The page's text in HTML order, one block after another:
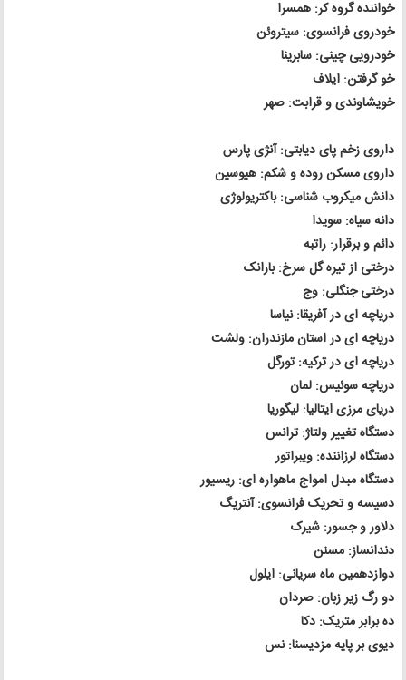
خواننده گروه کر: همسرا
خودروی فرانسوی: سیتروئن
خودرویی چینی: سابرینا
خو گرفتن: ایلاف
خویشاوندی و قرابت: صهر
داروی زخم پای دیابتی: آنژی پارس
داروی مسکن روده و شکم: هیوسین
دانش میکروب شناسی: باکتریولوژی
دانه سیاه: سویدا
دائم و برقرار: راتبه
درختی از تیره گل سرخ: بارانک
درختی جنگلی: وج
دریاچه ای در آفریقا: نیاسا
دریاچه ای در استان مازندران: ولشت
دریاچه ای در ترکیه: تورگل
دریاچه سوئیس: لمان
دریای مرزی ایتالیا: لیگوریا
دستگاه تغییر ولتاژ: ترانس
دستگاه لرزاننده: ویبراتور
دستگاه مبدل امواج ماهواره ای: ریسیور
دسیسه و تحریک فرانسوی: آنتریگ
دلاور و جسور: شیرک
دندانساز: مسنن
دوازدهمین ماه سریانی: ایلول
دو رگ زیر زبان: صردان
ده برابر متریک: دکا
دیوی بر پایه مزدیسنا: نس